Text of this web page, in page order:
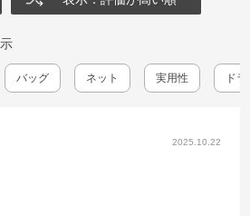
バッグ ネット 実用性 ド
2025.10.22